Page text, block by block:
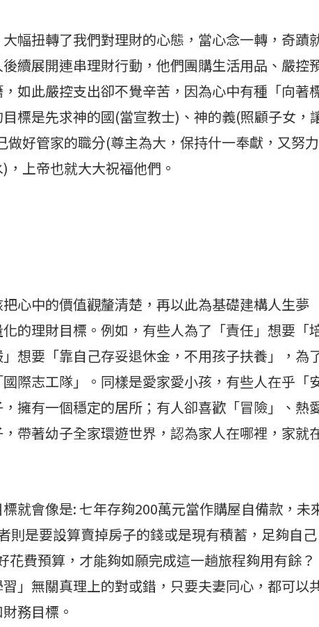
幅扭轉了我們對理財的心態，當心念一轉，奇蹟
續展開連串理財行動，他們團購生活用品、嚴控
如此嚴控支出卻不覺辛苦，因為心中有種「向著
標是先求神的國(當宣教士)、神的義(照顧子女，
好管家的職分(尊主為大，保持什一奉獻，又努力
上帝也就大大祝福他們。
心中的價值觀釐清楚，再以此為基礎建構人生夢
的理財目標。例如，有些人為了「責任」想要「
想要「靠自己存妥退休金，不用孩子扶養」，為
國際志工隊」。同樣是愛家愛小孩，有些人在乎「
擁有一個穩定的居所；有人卻喜歡「冒險」、熱
，帶著幼子全家環遊世界，認為家人在哪裡，家就
就會像是: 七年存夠200萬元當作購屋自備款，未
則是要設算賣掉房子的錢或是現有積蓄，足夠自己
花費預算，才能夠如願完成這一趟旅程夠用有餘？
習」無關真理上的對或錯，只要夫妻同心，都可以
務目標。